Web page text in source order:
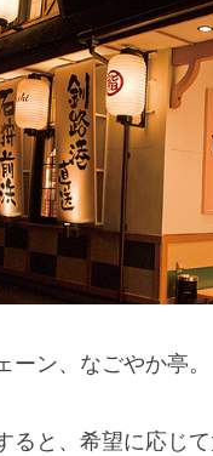
ン、なごやか亭。
ると、希望に応じ